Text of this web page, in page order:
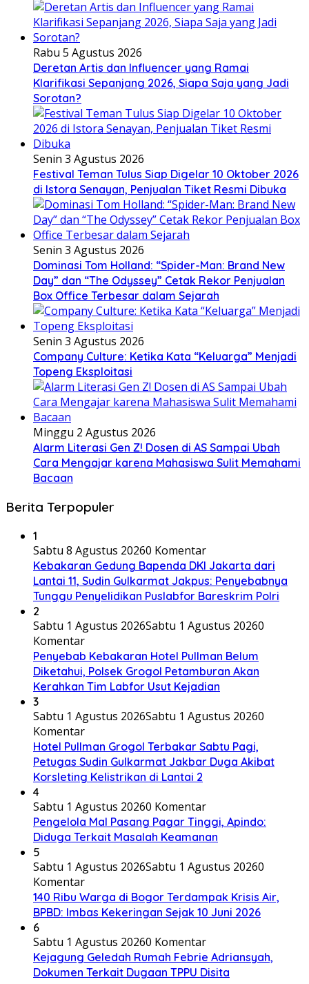
Rabu 5 Agustus 2026
Deretan Artis dan Influencer yang Ramai
Klarifikasi Sepanjang 2026, Siapa Saja yang Jadi
Sorotan?
Senin 3 Agustus 2026
Festival Teman Tulus Siap Digelar 10 Oktober 2026
di Istora Senayan, Penjualan Tiket Resmi Dibuka
Senin 3 Agustus 2026
Dominasi Tom Holland: “Spider-Man: Brand New
Day” dan “The Odyssey” Cetak Rekor Penjualan
Box Office Terbesar dalam Sejarah
Senin 3 Agustus 2026
Company Culture: Ketika Kata “Keluarga” Menjadi
Topeng Eksploitasi
Minggu 2 Agustus 2026
Alarm Literasi Gen Z! Dosen di AS Sampai Ubah
Cara Mengajar karena Mahasiswa Sulit Memahami
Bacaan
Berita Terpopuler
1
Sabtu 8 Agustus 20260 Komentar
Kebakaran Gedung Bapenda DKI Jakarta dari
Lantai 11, Sudin Gulkarmat Jakpus: Penyebabnya
Tunggu Penyelidikan Puslabfor Bareskrim Polri
2
Sabtu 1 Agustus 2026Sabtu 1 Agustus 20260
Komentar
Penyebab Kebakaran Hotel Pullman Belum
Diketahui, Polsek Grogol Petamburan Akan
Kerahkan Tim Labfor Usut Kejadian
3
Sabtu 1 Agustus 2026Sabtu 1 Agustus 20260
Komentar
Hotel Pullman Grogol Terbakar Sabtu Pagi,
Petugas Sudin Gulkarmat Jakbar Duga Akibat
Korsleting Kelistrikan di Lantai 2
4
Sabtu 1 Agustus 20260 Komentar
Pengelola Mal Pasang Pagar Tinggi, Apindo:
Diduga Terkait Masalah Keamanan
5
Sabtu 1 Agustus 2026Sabtu 1 Agustus 20260
Komentar
140 Ribu Warga di Bogor Terdampak Krisis Air,
BPBD: Imbas Kekeringan Sejak 10 Juni 2026
6
Sabtu 1 Agustus 20260 Komentar
Kejagung Geledah Rumah Febrie Adriansyah,
Dokumen Terkait Dugaan TPPU Disita